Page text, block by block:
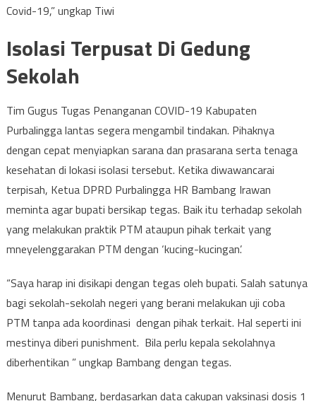
Covid-19,” ungkap Tiwi
Isolasi Terpusat Di Gedung
Sekolah
Tim Gugus Tugas Penanganan COVID-19 Kabupaten
Purbalingga lantas segera mengambil tindakan. Pihaknya
dengan cepat menyiapkan sarana dan prasarana serta tenaga
kesehatan di lokasi isolasi tersebut. Ketika diwawancarai
terpisah, Ketua DPRD Purbalingga HR Bambang Irawan
meminta agar bupati bersikap tegas. Baik itu terhadap sekolah
yang melakukan praktik PTM ataupun pihak terkait yang
mneyelenggarakan PTM dengan ‘kucing-kucingan’.
“Saya harap ini disikapi dengan tegas oleh bupati. Salah satunya
bagi sekolah-sekolah negeri yang berani melakukan uji coba
PTM tanpa ada koordinasi dengan pihak terkait. Hal seperti ini
mestinya diberi punishment. Bila perlu kepala sekolahnya
diberhentikan ” ungkap Bambang dengan tegas.
Menurut Bambang, berdasarkan data cakupan vaksinasi dosis 1